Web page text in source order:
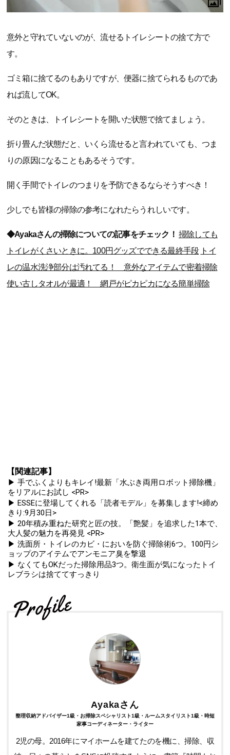
意外と守れていないのが、流せるトイレシートの捨て方で
す。
ゴミ箱に捨てるのもありですが、便器に捨てられるものであ
れば流してOK。
そのときは、トイレシートを開いた状態で捨てましょう。
折り畳んだ状態だと、いくら流せると言われていても、つま
りの原因になることもあるそうです。
開く手間でトイレのつまりを予防できるならそうすべき！
少しでも皆様の掃除の参考になれたらうれしいです。
◆Ayakaさんの掃除についての記事をチェック！ 掃除しても
トイレがくさいときに。100円グッズでできる最終手段 トイ
レの温水洗浄部分は汚れてる！ 意外なアイテムで密着掃除
使い古しタオルが最適！ 網戸がピカピカになる簡単掃除
【関連記事】
▶ 手でふくよりもキレイ!最新「水ぶき両用ロボット掃除機」
をリアルにお試し <PR>
▶ ESSEに登場してくれる「読者モデル」を募集します!<締め
きり:9月30日>
▶ 20年積み重ねた研究と匠の技。「艶髪」を追求した1本で、
大人髪の魅力を再発見 <PR>
▶ 洗面所・トイレのカビ・においを防ぐ掃除術6つ。100円シ
ョップのアイテムでアンモニア臭を撃退
▶ なくてもOKだった掃除用品3つ。衛生面が気になったトイ
レブラシは捨ててすっきり
Ayakaさん
整理収納アドバイザー1級・お掃除スペシャリスト1級・ルームスタイリスト1級・時短
家事コーディネーター・ライター
2児の母。2016年にマイホームを建てたのを機に、掃除、収